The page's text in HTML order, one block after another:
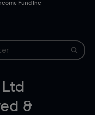
Fund Inc
&